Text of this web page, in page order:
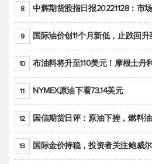
8 中辉期货股指日报20221128：市
9 国际油价创11个月新低，止跌回
10 布油料将升至110美元！摩根士丹利
11 NYMEX原油下看73.14美元
12 国信期货日评：原油下挫，燃料
13 国际金价持稳，投资者关注鲍威